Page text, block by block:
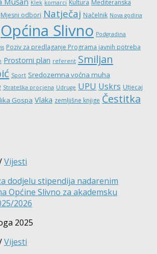
Klek komarci Kultura Mediteranska
Mjesni odbori Natječaj Načelnik Nova godina
Općina Slivno Podgradina
Poziv za predlaganje Programa javnih potreba
Prostorni plan referent Smiljan
Sport Sredozemna voćna muha
Strateška procjena Udruge UPU Uskrs Utjecaj
Gospa Vlaka zemljišne knjige Čestitka
Vijesti
dodjelu stipendija nadarenim
Općine Slivno za akademsku
2026
2025
Vijesti